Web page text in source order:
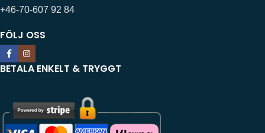
+46-70-607 92 84
FÖLJ OSS
BETALA ENKELT & TRYGGT